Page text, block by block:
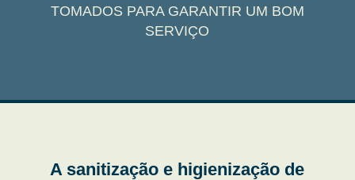
TOMADOS PARA GARANTIR UM BOM
SERVIÇO
A sanitização e higienização de